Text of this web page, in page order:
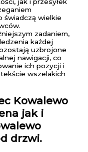
świadczą wielkie
zadaniem,
każdej
uzbrojone
nawigacji, co
ich pozycji i
wszelakich
Kowalewo
jak i
drzwi.